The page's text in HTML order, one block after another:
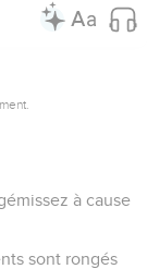
à cause
sont rongés